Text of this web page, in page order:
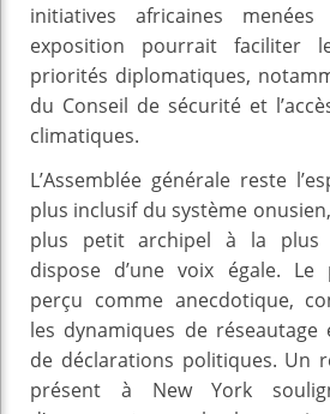
initiatives africaines
exposition pourrait faciliter
priorités diplomatiques,
du Conseil de sécurité et
climatiques.
L’Assemblée générale reste
plus inclusif du système
plus petit archipel à la plus
dispose d’une voix égale. Le
perçu comme anecdotique,
les dynamiques de
de déclarations politiques. Un
présent à New York